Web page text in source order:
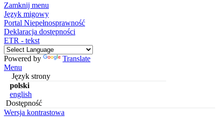
Zamknij menu
Język migowy
Portal Niepełnosprawność
Deklaracja dostępności
ETR - tekst
Powered by
Translate
Menu
Język strony
polski
english
Dostępność
Wersja kontrastowa